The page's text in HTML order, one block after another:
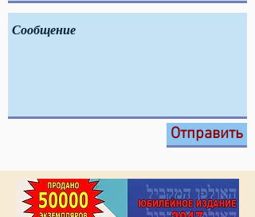
Отправить